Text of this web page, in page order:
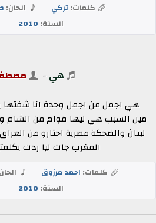
كلمات:تركي الحان:
السنة: 2010
هي -
هي اجمل من اجمل وحدة انا شفتها
مين السبب هي ليها قوام من الشام
لبنان والضحكة مصرية احتارو من
المغرب جات ليا ردت
كلمات: احمد مرزوق
السنة: 2010